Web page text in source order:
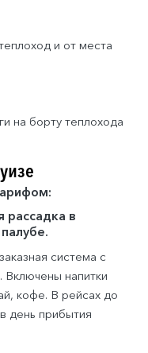
и от места
на борту теплохода
рассадка в
система с
Включены напитки
кофе. В рейсах до
день прибытия